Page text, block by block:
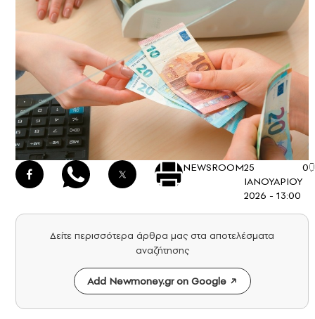
NEWSROOM25
ΙΑΝΟΥΑΡΙΟΥ
2026 - 13:00
0
Δείτε περισσότερα άρθρα μας στα αποτελέσματα
αναζήτησης
Add Newmoney.gr on Google